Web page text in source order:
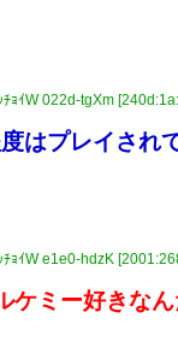
ｮｲW 022d-tgXm
はプレイされ
ｮｲW e1e0-hdzK
ケミー好きな